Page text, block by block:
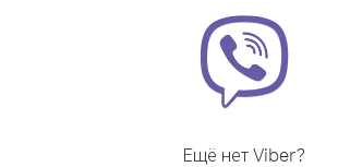
Ещё нет Viber?